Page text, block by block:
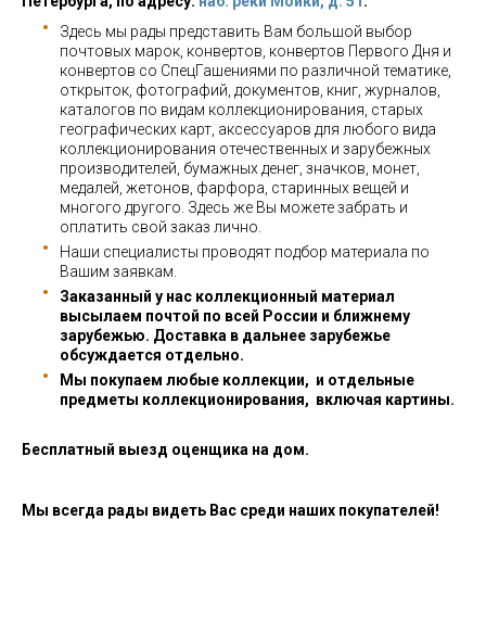
Здесь мы рады представить Вам большой выбор
почтовых марок, конвертов, конвертов Первого Дня и
конвертов со СпецГашениями по различной тематике,
открыток, фотографий, документов, книг, журналов,
каталогов по видам коллекционирования, старых
географических карт, аксессуаров для любого вида
коллекционирования отечественных и зарубежных
производителей, бумажных денег, значков, монет,
медалей, жетонов, фарфора, старинных вещей и
многого другого. Здесь же Вы можете забрать и
оплатить свой заказ лично.
Наши специалисты проводят подбор материала по
Вашим заявкам.
Заказанный у нас коллекционный материал
высылаем почтой по всей России и ближнему
зарубежью. Доставка в дальнее зарубежье
обсуждается отдельно.
Мы покупаем любые коллекции, и отдельные
предметы коллекционирования, включая картины.
Бесплатный выезд оценщика на дом.
Мы всегда рады видеть Вас среди наших покупателей!